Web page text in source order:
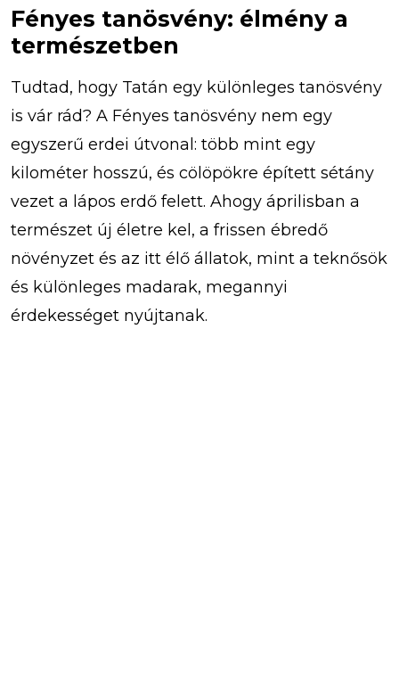
Fényes tanösvény: élmény a
természetben
Tudtad, hogy Tatán egy különleges tanösvény
is vár rád? A Fényes tanösvény nem egy
egyszerű erdei útvonal: több mint egy
kilométer hosszú, és cölöpökre épített sétány
vezet a lápos erdő felett. Ahogy áprilisban a
természet új életre kel, a frissen ébredő
növényzet és az itt élő állatok, mint a teknősök
és különleges madarak, megannyi
érdekességet nyújtanak.